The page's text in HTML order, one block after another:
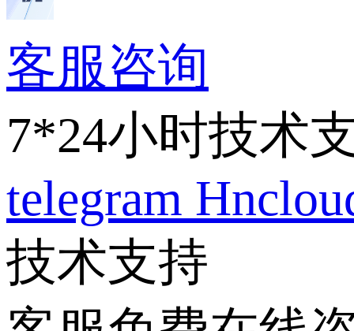
客服咨询
7*24小时技术
telegram
技术支持